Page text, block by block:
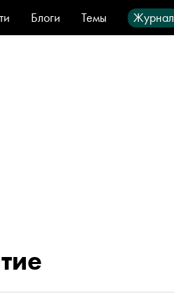
Блоги Темы Журнал
Стиль
Видео Город